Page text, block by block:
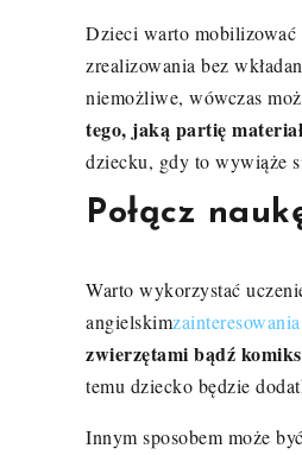
Dzieci warto mobilizować
zrealizowania bez
niemożliwe, wówczas
tego, jaką partię
dziecku, gdy to wywiąże
Połącz
Warto wykorzystać
angielskim
zwierzętami bądź
temu dziecko będzie
Innym sposobem może